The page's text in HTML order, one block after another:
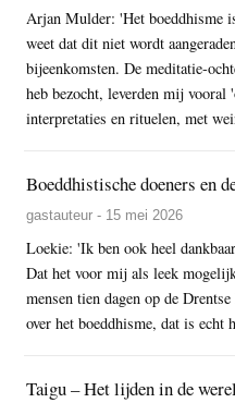
Arjan Mulder: 'Het boeddhisme
weet dat dit niet wordt
bijeenkomsten. De meditatie-
heb bezocht, leverden mij vooral
interpretaties en rituelen, met
Boeddhistische doeners en
gastauteur - 15 mei 2026
Loekie: 'Ik ben ook heel
Dat het voor mij als leek
mensen tien dagen op de
over het boeddhisme, dat is echt
Taigu – Het lijden in de